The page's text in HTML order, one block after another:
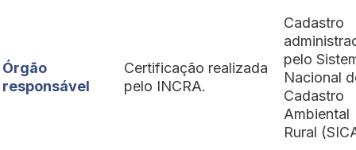
Órgão
responsável
Certificação realizada
pelo INCRA.
Cadastro
pelo
Nacional
Cadastro
Ambiental
Rural